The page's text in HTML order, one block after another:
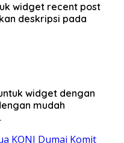
widget recent post
deskripsi pada
widget dengan
mudah